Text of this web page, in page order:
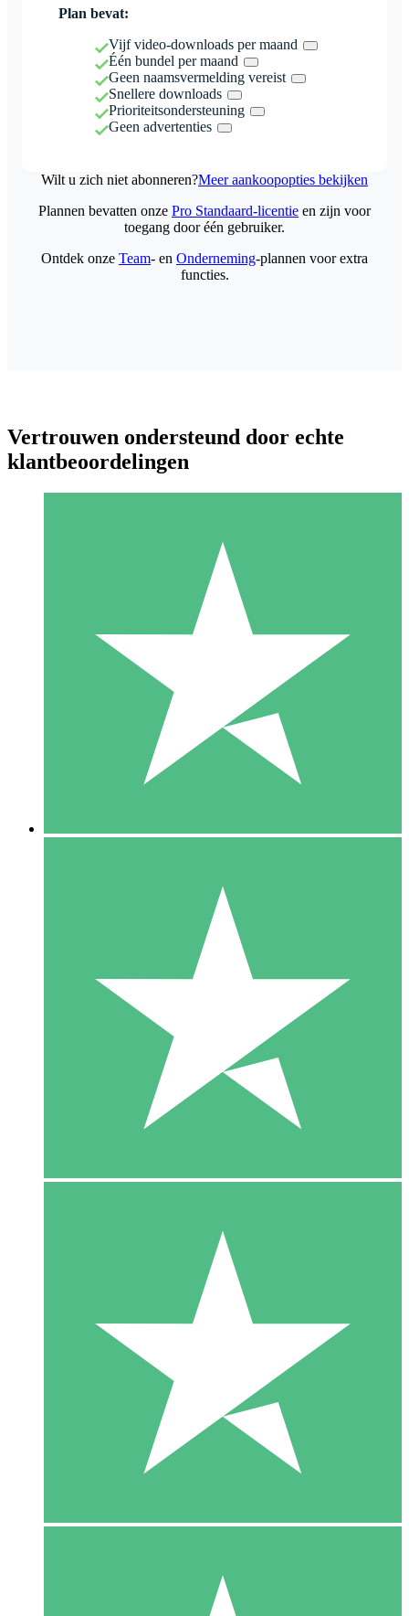
Plan bevat:
Vijf video-downloads per maand
Één bundel per maand
Geen naamsvermelding vereist
Snellere downloads
Prioriteitsondersteuning
Geen advertenties
Wilt u zich niet abonneren?Meer aankoopopties bekijken
Individuele Creditpakketten
Betaal per gebruik met downloadtegoeden. Geen maandelijkse
1000
10 Downloaden
20 00
Plannen bevatten onze Pro Standaard-licentie en zijn voor
toegang door één gebruiker.
Ontdek onze Team- en Onderneming-plannen voor extra
functies.
Vertrouwen ondersteund door echte
klantbeoordelingen